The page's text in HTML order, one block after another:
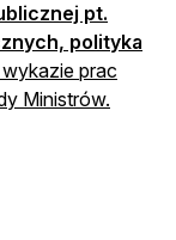
pt.
polityka
prac
Ministrów.